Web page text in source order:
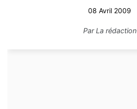
08 Avril 2009
ParLa rédaction